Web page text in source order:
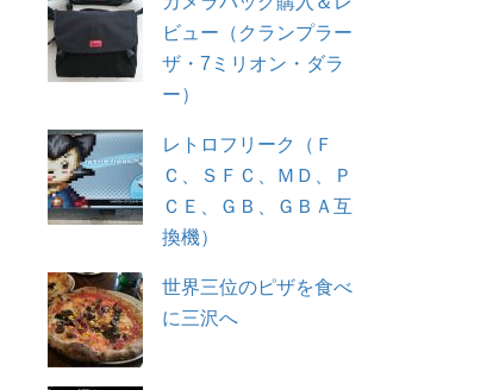
ビュー（クランプラー
ザ・7ミリオン・ダラ
ー）
レトロフリーク（Ｆ
Ｃ、ＳＦＣ、ＭＤ、Ｐ
ＣＥ、ＧＢ、ＧＢＡ互
換機）
世界三位のピザを食べ
に三沢へ